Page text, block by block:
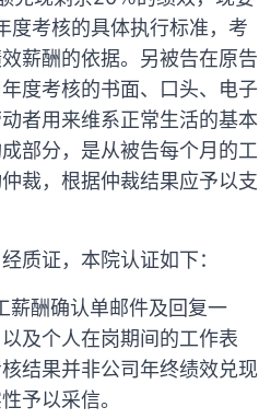
考核的具体执行标准，考
薪酬的依据。另被告在原告
度考核的书面、口头、电子
者用来维系正常生活的基本
部分，是从被告每个月的工
裁，根据仲裁结果应予以支
质证，本院认证如下：
薪酬确认单邮件及回复一
及个人在岗期间的工作表
结果并非公司年终绩效兑现
予以采信。